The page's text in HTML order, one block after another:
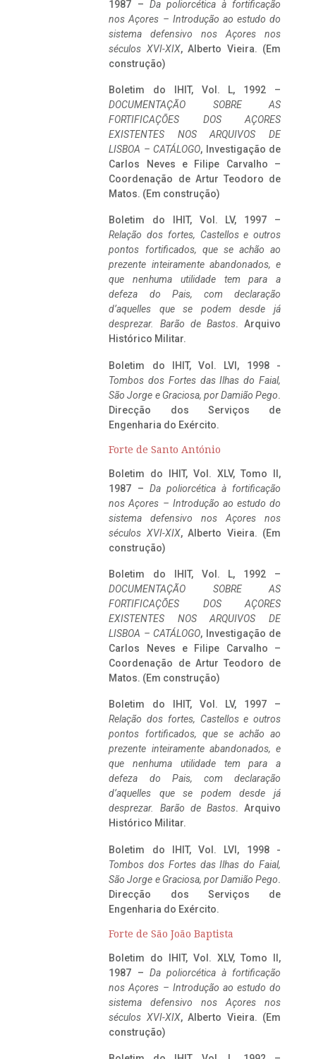
1987 – Da poliorcética à fortificação
nos Açores – Introdução ao estudo do
sistema defensivo nos Açores nos
séculos XVI-XIX, Alberto Vieira. (Em
construção)
Boletim do IHIT, Vol. L, 1992 –
DOCUMENTAÇÃO SOBRE AS
FORTIFICAÇÕES DOS AÇORES
EXISTENTES NOS ARQUIVOS DE
LISBOA – CATÁLOGO, Investigação de
Carlos Neves e Filipe Carvalho –
Coordenação de Artur Teodoro de
Matos. (Em construção)
Boletim do IHIT, Vol. LV, 1997 –
Relação dos fortes, Castellos e outros
pontos fortificados, que se achão ao
prezente inteiramente abandonados, e
que nenhuma utilidade tem para a
defeza do Pais, com declaração
d’aquelles que se podem desde já
desprezar. Barão de Bastos. Arquivo
Histórico Militar.
Boletim do IHIT, Vol. LVI, 1998 -
Tombos dos Fortes das Ilhas do Faial,
São Jorge e Graciosa, por Damião Pego.
Direcção dos Serviços de
Engenharia do Exército.
Forte de Santo António
Boletim do IHIT, Vol. XLV, Tomo II,
1987 – Da poliorcética à fortificação
nos Açores – Introdução ao estudo do
sistema defensivo nos Açores nos
séculos XVI-XIX, Alberto Vieira. (Em
construção)
Boletim do IHIT, Vol. L, 1992 –
DOCUMENTAÇÃO SOBRE AS
FORTIFICAÇÕES DOS AÇORES
EXISTENTES NOS ARQUIVOS DE
LISBOA – CATÁLOGO, Investigação de
Carlos Neves e Filipe Carvalho –
Coordenação de Artur Teodoro de
Matos. (Em construção)
Boletim do IHIT, Vol. LV, 1997 –
Relação dos fortes, Castellos e outros
pontos fortificados, que se achão ao
prezente inteiramente abandonados, e
que nenhuma utilidade tem para a
defeza do Pais, com declaração
d’aquelles que se podem desde já
desprezar. Barão de Bastos. Arquivo
Histórico Militar.
Boletim do IHIT, Vol. LVI, 1998 -
Tombos dos Fortes das Ilhas do Faial,
São Jorge e Graciosa, por Damião Pego.
Direcção dos Serviços de
Engenharia do Exército.
Forte de São João Baptista
Boletim do IHIT, Vol. XLV, Tomo II,
1987 – Da poliorcética à fortificação
nos Açores – Introdução ao estudo do
sistema defensivo nos Açores nos
séculos XVI-XIX, Alberto Vieira. (Em
construção)